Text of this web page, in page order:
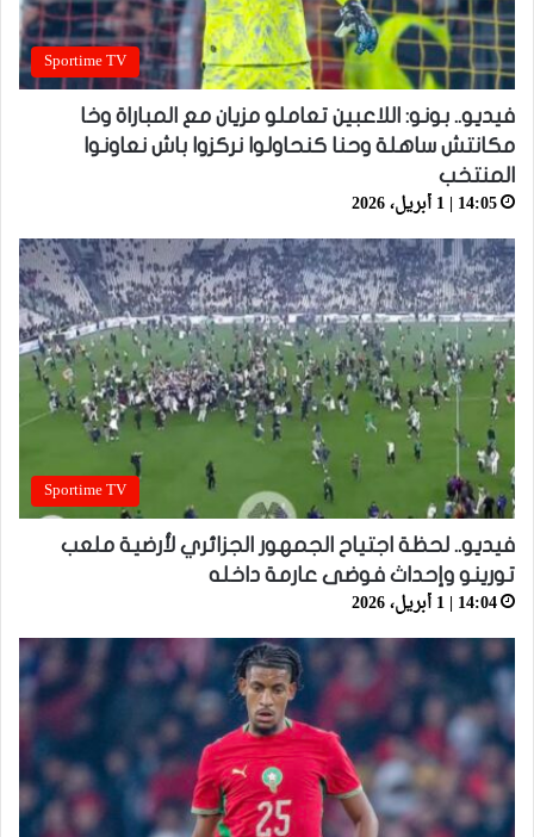
Sportime TV
فيديو.. بونو: اللاعبين تعاملو مزيان مع المباراة وخا
مكانتش ساهلة وحنا كنحاولوا نركزوا باش نعاونوا
المنتخب
14:05 | 1 أبريل، 2026
Sportime TV
فيديو.. لحظة اجتياح الجمهور الجزائري لأرضية ملعب
تورينو وإحداث فوضى عارمة داخله
14:04 | 1 أبريل، 2026